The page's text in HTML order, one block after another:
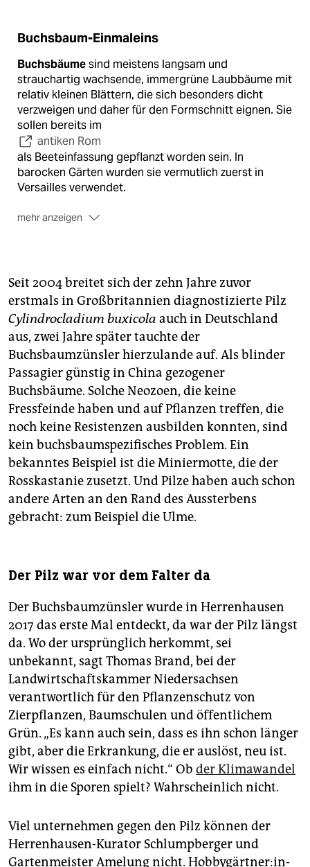
Buchsbaum-Einmaleins
Buchsbäumesind meistens langsam und
strauchartig wachsende, immergrüne Laubbäume mit
relativ kleinen Blättern, die sich besonders dicht
verzweigen und daher für den Formschnitt eignen. Sie
sollen bereits im
antiken Rom
als Beet­einfassung gepflanzt worden sein. In
barocken Gärten wurden sie vermutlich zuerst in
Versailles verwendet.
mehr anzeigen
Letzterer kommt in Deutschland wild vor. Aus den
Arten Buxus sempervirens
und dem ostasiatischen
Buxus microphyllasind zahlreiche Sorten gezüchtet
worden.(eib)
Seit 2004 breitet sich der zehn Jahre zuvor
erstmals in Großbritannien diagnostizierte Pilz
Cylindrocladium buxicola auch in Deutschland
aus, zwei Jahre später tauchte der
Buchsbaumzünsler hierzulande auf. Als blinder
Passagier günstig in China gezogener
Buchsbäume. Solche Neozoen, die keine
Fressfeinde haben und auf Pflanzen treffen, die
noch keine Resistenzen ausbilden konnten, sind
kein buchsbaumspezifisches Problem. Ein
bekanntes Beispiel ist die Miniermotte, die der
Rosskastanie zusetzt. Und Pilze haben auch schon
andere Arten an den Rand des Aussterbens
gebracht: zum Beispiel die Ulme.
Der Pilz war vor dem Falter da
Der Buchsbaumzünsler wurde in Herrenhausen
2017 das erste Mal entdeckt, da war der Pilz längst
da. Wo der ursprünglich herkommt, sei
unbekannt, sagt Thomas Brand, bei der
Landwirtschaftskammer Niedersachsen
verantwortlich für den Pflanzenschutz von
Zierpflanzen, Baumschulen und öffentlichem
Grün. „Es kann auch sein, dass es ihn schon länger
gibt, aber die Erkrankung, die er auslöst, neu ist.
Wir wissen es einfach nicht.“ Ob der Klimawandel
ihm in die Sporen spielt? Wahrscheinlich nicht.
Viel unternehmen gegen den Pilz können der
Herrenhausen-Kurator Schlumpberger und
Gartenmeister Amelung nicht. Hob­by­gärt­ne­r:in­